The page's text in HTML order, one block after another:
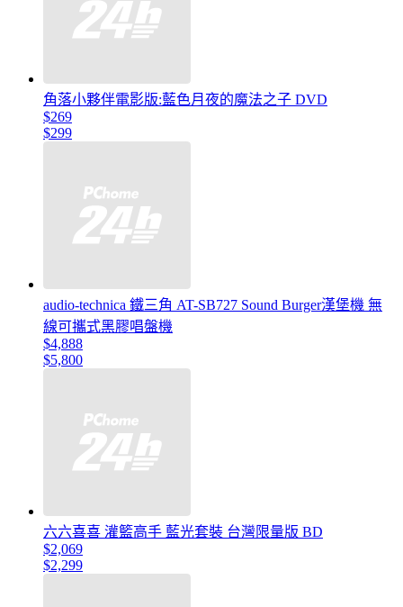
角落小夥伴電影版:藍色月夜的魔法之子 DVD
$269
$299
audio-technica 鐵三角 AT-SB727 Sound Burger漢堡機 無
線可攜式黑膠唱盤機
$4,888
$5,800
六六喜喜 灌籃高手 藍光套裝 台灣限量版 BD
$2,069
$2,299